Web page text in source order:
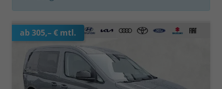
ab 305,– € mtl.